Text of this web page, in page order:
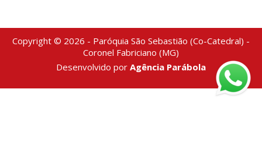
Copyright © 2026 - Paróquia São Sebastião (Co-Catedral) -
Coronel Fabriciano (MG)
Desenvolvido por Agência Parábola